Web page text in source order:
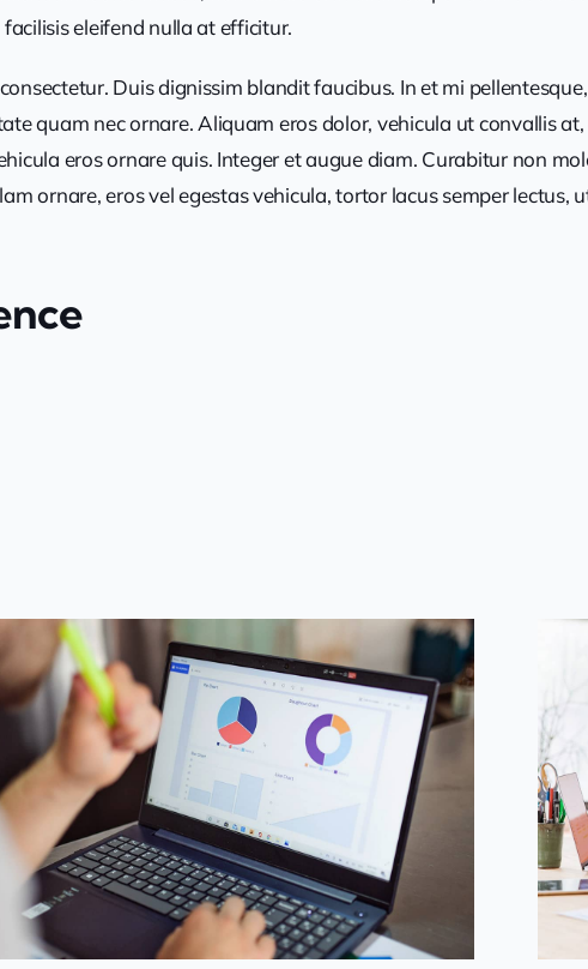
eleifend nulla at efficitur.
Duis dignissim blandit faucibus. In et mi
quam nec ornare. Aliquam eros dolor, vehicula ut convallis
eros ornare quis. Integer et augue diam. Curabitur non
ornare, eros vel egestas vehicula, tortor lacus semper lectus,